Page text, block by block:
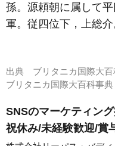
孫。源頼朝に属して
軍。従四位下，上総介
出典 ブリタニカ国際大
ブリタニカ国際大百科事
SNSのマーケティン
祝休み/未経験歓迎/賞